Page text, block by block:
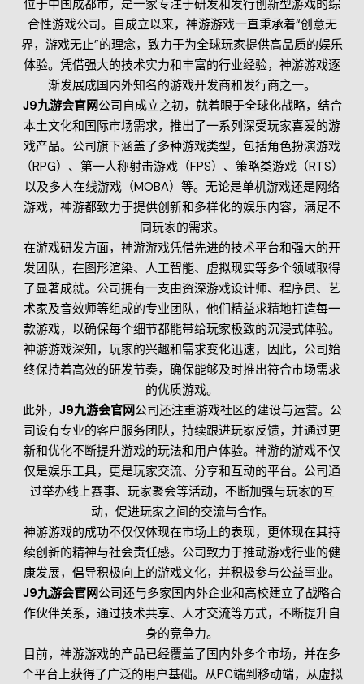
位于中国成都市，是一家专注于研发和发行创新型游戏的综
合性游戏公司。自成立以来，神游游戏一直秉承着“创意无
界，游戏无止”的理念，致力于为全球玩家提供高品质的娱乐
体验。凭借强大的技术实力和丰富的行业经验，神游游戏逐
渐发展成国内外知名的游戏开发商和发行商之一。
J9九游会官网公司自成立之初，就着眼于全球化战略，结合
本土文化和国际市场需求，推出了一系列深受玩家喜爱的游
戏产品。公司旗下涵盖了多种游戏类型，包括角色扮演游戏
（RPG）、第一人称射击游戏（FPS）、策略类游戏（RTS）
以及多人在线游戏（MOBA）等。无论是单机游戏还是网络
游戏，神游都致力于提供创新和多样化的娱乐内容，满足不
同玩家的需求。
在游戏研发方面，神游游戏凭借先进的技术平台和强大的开
发团队，在图形渲染、人工智能、虚拟现实等多个领域取得
了显著成就。公司拥有一支由资深游戏设计师、程序员、艺
术家及音效师等组成的专业团队，他们精益求精地打造每一
款游戏，以确保每个细节都能带给玩家极致的沉浸式体验。
神游游戏深知，玩家的兴趣和需求变化迅速，因此，公司始
终保持着高效的研发节奏，确保能够及时推出符合市场需求
的优质游戏。
此外， J9九游会官网公司还注重游戏社区的建设与运营。公
司设有专业的客户服务团队，持续跟进玩家反馈，并通过更
新和优化不断提升游戏的玩法和用户体验。神游的游戏不仅
仅是娱乐工具，更是玩家交流、分享和互动的平台。公司通
过举办线上赛事、玩家聚会等活动，不断加强与玩家的互
动，促进玩家之间的交流与合作。
神游游戏的成功不仅仅体现在市场上的表现，更体现在其持
续创新的精神与社会责任感。公司致力于推动游戏行业的健
康发展，倡导积极向上的游戏文化，并积极参与公益事业。
J9九游会官网公司还与多家国内外企业和高校建立了战略合
作伙伴关系，通过技术共享、人才交流等方式，不断提升自
身的竞争力。
目前，神游游戏的产品已经覆盖了国内外多个市场，并在多
个平台上获得了广泛的用户基础。从PC端到移动端，从虚拟